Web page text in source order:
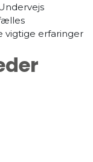
vigtige erfaringer